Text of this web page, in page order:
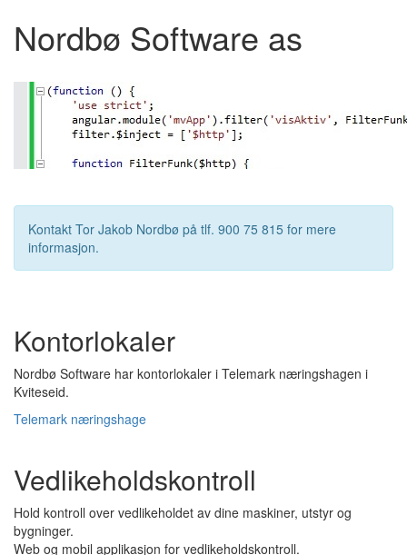
Nordbø Software as
Kontakt Tor Jakob Nordbø på tlf. 900 75 815 for mere
informasjon.
Kontorlokaler
Nordbø Software har kontorlokaler i Telemark næringshagen i
Kviteseid.
Telemark næringshage
Vedlikeholdskontroll
Hold kontroll over vedlikeholdet av dine maskiner, utstyr og
bygninger.
Web og mobil applikasjon for vedlikeholdskontroll.